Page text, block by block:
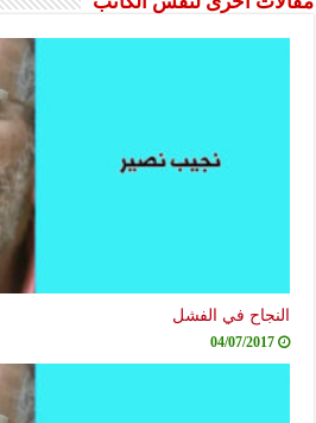
النجاح في الفشل
04/07/2017